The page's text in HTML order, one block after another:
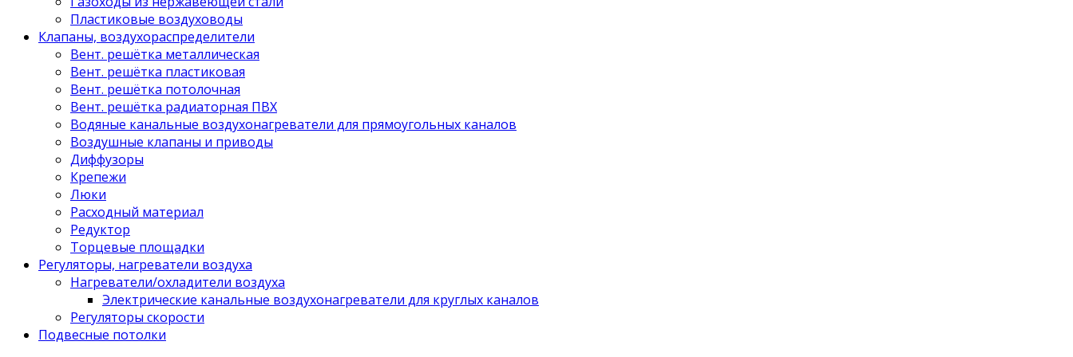
Пластиковые воздуховоды
Клапаны, воздухораспределители
Вент. решётка металлическая
Вент. решётка пластиковая
Вент. решётка потолочная
Вент. решётка радиаторная ПВХ
Водяные канальные воздухонагреватели для прямоугольных каналов
Воздушные клапаны и приводы
Диффузоры
Крепежи
Люки
Расходный материал
Редуктор
Торцевые площадки
Регуляторы, нагреватели воздуха
Нагреватели/охладители воздуха
Электрические канальные воздухонагреватели для круглых каналов
Регуляторы скорости
Подвесные потолки